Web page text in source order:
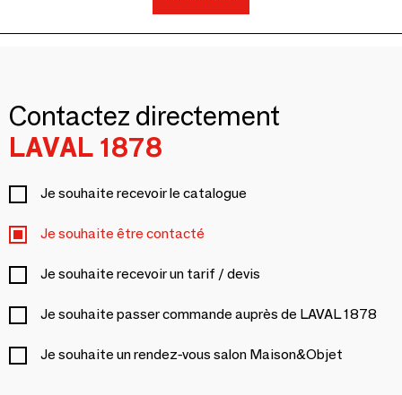
Contactez directement
LAVAL 1878
Je souhaite recevoir le catalogue
Je souhaite être contacté
Je souhaite recevoir un tarif / devis
Je souhaite passer commande auprès de LAVAL 1878
Je souhaite un rendez-vous salon Maison&Objet